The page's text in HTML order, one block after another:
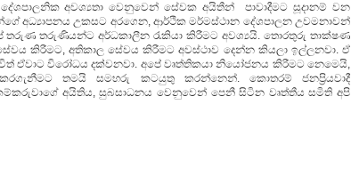
අවශ්‍යතා වෙනුවෙන් සේවක අයිතීන් පාවාදීමට සූදානම් වන
අධ්‍යාපනය උකසට අරගෙන, ආර්ථික මර්මස්ථාන දේශපාලන උවමනාවන්
තරුණ තරුණියන්ට අර්ධකාලීන රැකියා කිරීමට අවශ්‍යයි. තොරතුරු තාක්ෂණ
කිරීමට, අතිකාල සේවය කිරීමට අවස්ථාව දෙන්න කියලා ඉල්ලනවා. ඒ
ඒවාට විරෝධය දක්වනවා. අපේ වෘත්තිකයා නියෝජනය කිරීමට නෙමෙයි,
තමයි සමහරු කටයුතු කරන්නෙන්. කොතරම් ජනප්‍රියවාදී
අයිතිය, සුබසාධනය වෙනුවෙන් පෙනී සිටින වෘත්තීය සමිති අපි